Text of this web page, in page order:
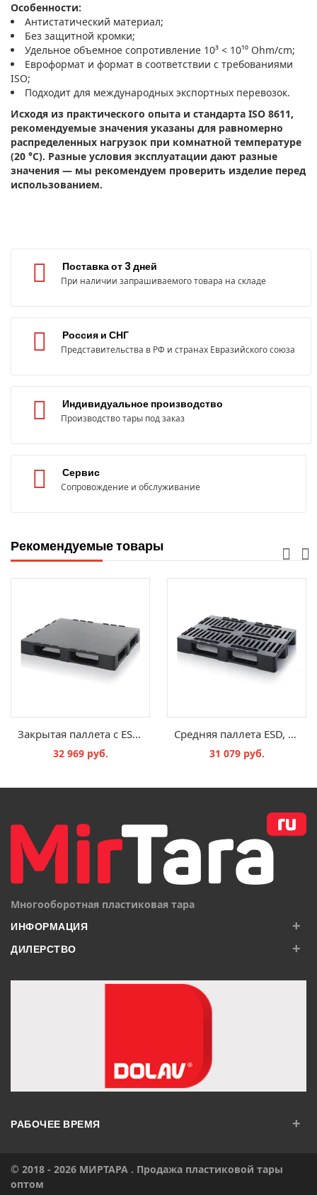
Особенности:
Антистатический материал;
Без защитной кромки;
Удельное объемное сопротивление 10³ < 10¹⁰ Ohm/cm;
Евроформат и формат в соответствии с требованиями
ISO;
Подходит для международных экспортных перевозок.
Исходя из практического опыта и стандарта ISO 8611,
рекомендуемые значения указаны для равномерно
распределенных нагрузок при комнатной температуре
(20 °C). Разные условия эксплуатации дают разные
значения — мы рекомендуем проверить изделие перед
использованием.
Поставка от 3 дней
При наличии запрашиваемого товара на складе
Россия и СНГ
Представительства в РФ и странах Евразийского союза
Индивидуальное производство
Производство тары под заказ
Сервис
Сопровождение и обслуживание
Рекомендуемые товары
Закрытая паллета с ESD-защитой с защитной кромкой, ESD H 12105
32 969 руб.
Средняя паллета ESD, ESD MP 1208
31 079 руб.
Многооборотная пластиковая тара
ИНФОРМАЦИЯ +
ДИЛЕРСТВО +
РАБОЧЕЕ ВРЕМЯ +
© 2018 - 2026 МИРТАРА . Продажа пластиковой тары
оптом